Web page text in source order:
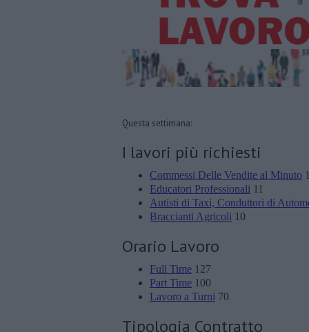
Questa settimana:
I lavori più richiesti
Commessi Delle Vendite al Minuto
Educatori Professionali 11
Autisti di Taxi, Conduttori di
Braccianti Agricoli 10
Orario Lavoro
Full Time 127
Part Time 100
Lavoro a Turni 70
Tipologia Contratto